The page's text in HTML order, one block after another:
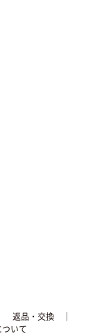
返品・交換│
いて